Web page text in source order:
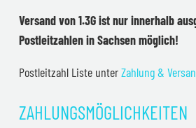
Versand von 1.3G ist nur innerhalb
Postleitzahlen in Sachsen möglich!
Postleitzahl Liste unterZahlung &
ZAHLUNGSMÖGLICHKEITEN